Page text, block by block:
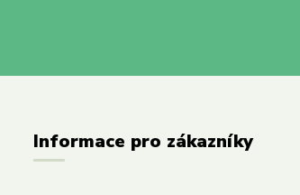
Informace pro zákazníky